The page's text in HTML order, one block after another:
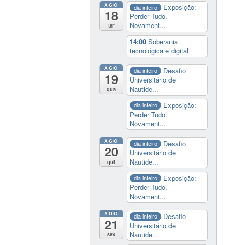
AGO
18
ter
dia inteiro
Exposição:
Perder Tudo.
Novament...
14:00Soberania
tecnológica e digital
AGO
19
qua
dia inteiro
Desafio
Universitário de
Nautide...
dia inteiro
Exposição:
Perder Tudo.
Novament...
AGO
20
qui
dia inteiro
Desafio
Universitário de
Nautide...
dia inteiro
Exposição:
Perder Tudo.
Novament...
AGO
21
sex
dia inteiro
Desafio
Universitário de
Nautide...